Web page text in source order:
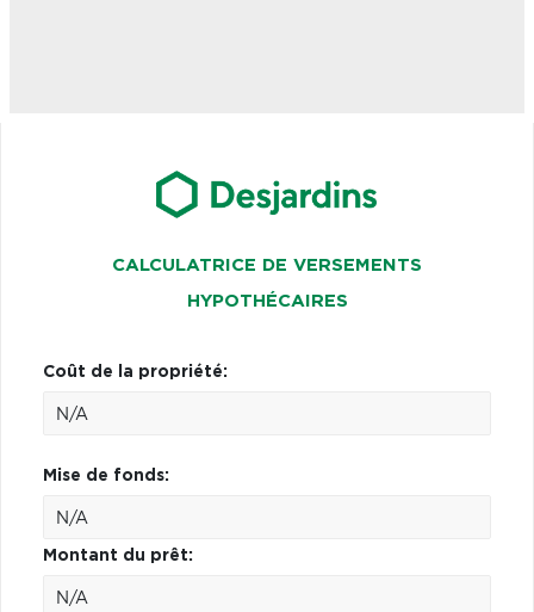
CALCULATRICE DE VERSEMENTS
HYPOTHÉCAIRES
Coût de la propriété:
Mise de fonds:
Montant du prêt: